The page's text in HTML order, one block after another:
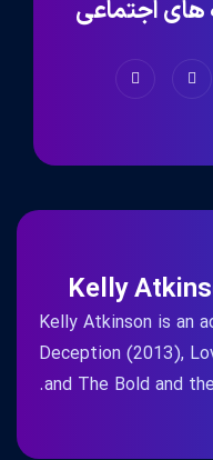
های اجتماعی
Kelly Atkinson is an
Deception (2013),
and The Bold and